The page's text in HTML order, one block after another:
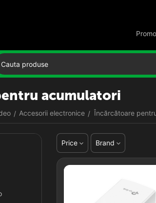
acumulatori
/ Accesorii electronice / Încărcătoare
Price Brand